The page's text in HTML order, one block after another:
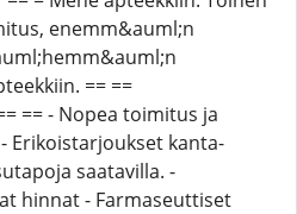
enemm&auml;n
== ==
== - Nopea toimitus ja
Erikoistarjoukset kanta-
saatavilla. -
hinnat - Farmaseuttiset